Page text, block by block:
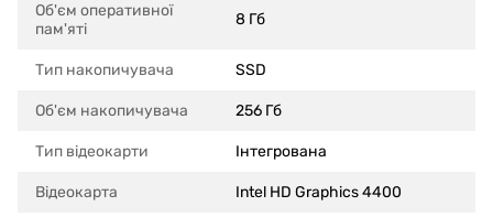
Об'єм оперативної
пам'яті
8 Гб
Тип накопичувача SSD
Об'єм накопичувача 256 Гб
Тип відеокарти Інтегрована
Відеокарта Intel HD Graphics 4400